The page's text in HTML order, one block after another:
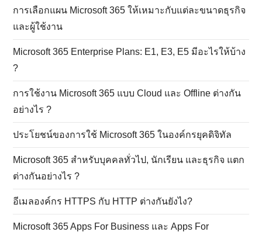
การเลือกแผน Microsoft 365 ให้เหมาะกับแต่ละขนาดธุรกิจ
และผู้ใช้งาน
Microsoft 365 Enterprise Plans: E1, E3, E5 มีอะไรให้บ้าง
?
การใช้งาน Microsoft 365 แบบ Cloud และ Offline ต่างกัน
อย่างไร ?
ประโยชน์ของการใช้ Microsoft 365 ในองค์กรยุคดิจิทัล
Microsoft 365 สำหรับบุคคลทั่วไป, นักเรียน และธุรกิจ แตก
ต่างกันอย่างไร ?
อีเมลองค์กร HTTPS กับ HTTP ต่างกันยังไง?
Microsoft 365 Apps For Business และ Apps For